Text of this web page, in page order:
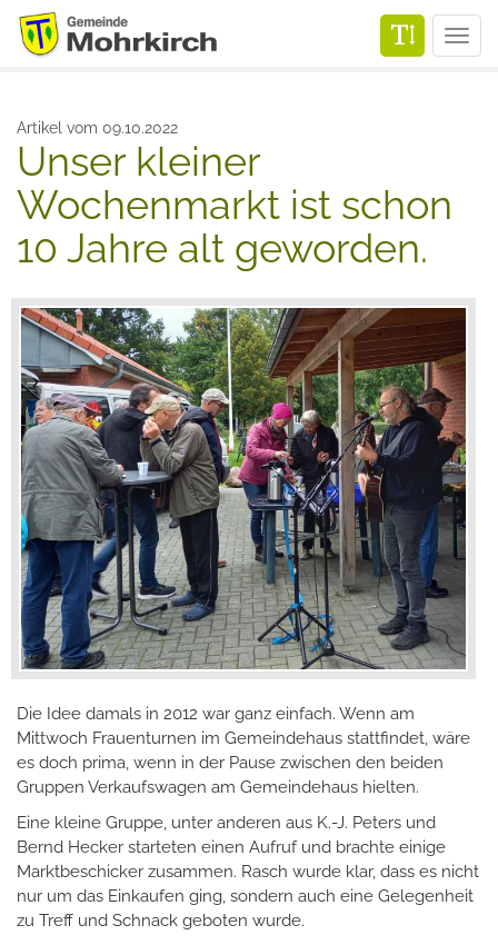
Artikel vom 09.10.2022
Unser kleiner
Wochenmarkt ist schon
10 Jahre alt geworden.
Die Idee damals in 2012 war ganz einfach. Wenn am
Mittwoch Frauenturnen im Gemeindehaus stattfindet, wäre
es doch prima, wenn in der Pause zwischen den beiden
Gruppen Verkaufswagen am Gemeindehaus hielten.
Eine kleine Gruppe, unter anderen aus K.-J. Peters und
Bernd Hecker starteten einen Aufruf und brachte einige
Marktbeschicker zusammen. Rasch wurde klar, dass es nicht
nur um das Einkaufen ging, sondern auch eine Gelegenheit
zu Treff und Schnack geboten wurde.